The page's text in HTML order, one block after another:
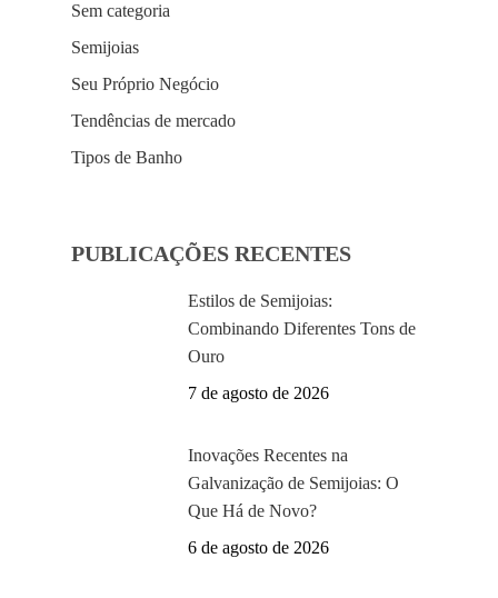
Sem categoria
Semijoias
Seu Próprio Negócio
Tendências de mercado
Tipos de Banho
PUBLICAÇÕES RECENTES
Estilos de Semijoias:
Combinando Diferentes Tons de
Ouro
7 de agosto de 2026
Inovações Recentes na
Galvanização de Semijoias: O
Que Há de Novo?
6 de agosto de 2026